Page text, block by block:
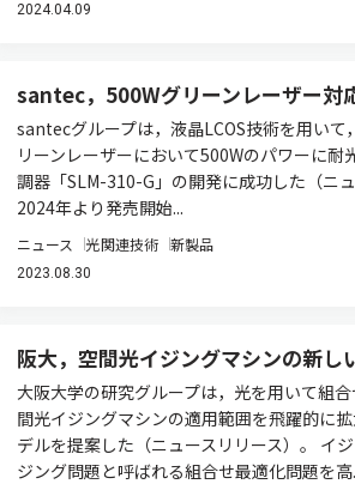
2024.04.09
santec，500Wグリーンレーザー対
santecグループは，液晶LCOS技術を用いて
リーンレーザーにおいて500Wのパワーに耐
調器「SLM-310-G」の開発に成功した（ニュ
2024年より発売開始...
ニュース 光関連技術 新製品
2023.08.30
阪大，空間光イジングマシンの新し
大阪大学の研究グループは，光を用いて組
間光イジングマシンの適用範囲を飛躍的に
デルを提案した（ニュースリリース）。 イ
ジング問題と呼ばれる組合せ最適化問題を高